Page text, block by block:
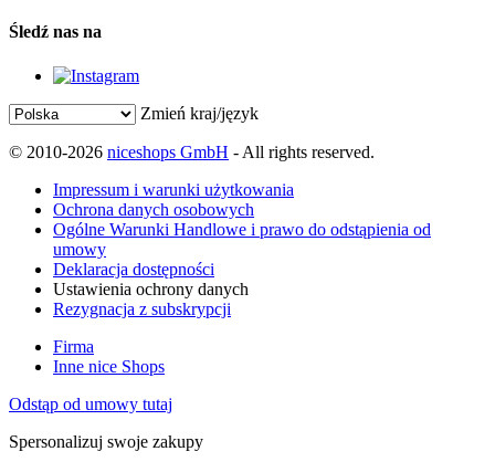
Śledź nas na
Zmień kraj/język
© 2010-2026 niceshops GmbH - All rights reserved.
Impressum i warunki użytkowania
Ochrona danych osobowych
Ogólne Warunki Handlowe i prawo do odstąpienia od
umowy
Deklaracja dostępności
Ustawienia ochrony danych
Rezygnacja z subskrypcji
Firma
Inne nice Shops
Odstąp od umowy tutaj
Spersonalizuj swoje zakupy